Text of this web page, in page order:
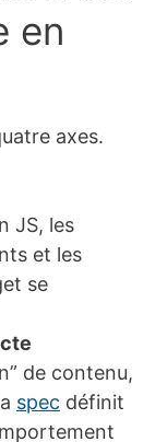
en
axes.
JS, les
et les
se
de contenu,
spec définit